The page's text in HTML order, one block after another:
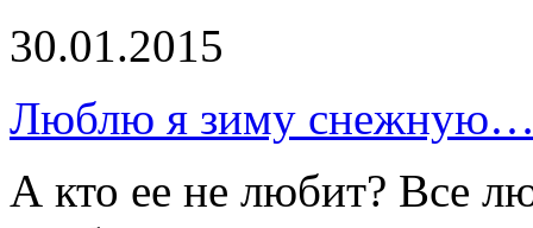
30.01.2015
Люблю я зиму
А кто ее не любит? Все